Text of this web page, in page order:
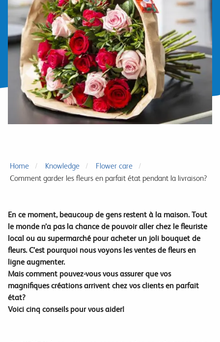
Home Knowledge
Flower care
Comment garder les fleurs en parfait état pendant la livraison?
En ce moment, beaucoup de gens restent à la maison. Tout
le monde n’a pas la chance de pouvoir aller chez le fleuriste
local ou au supermarché pour acheter un joli bouquet de
fleurs. C’est pourquoi nous voyons les ventes de fleurs en
ligne augmenter.
Mais comment pouvez-vous vous assurer que vos
magnifiques créations arrivent chez vos clients en parfait
état?
Voici cinq conseils pour vous aider!